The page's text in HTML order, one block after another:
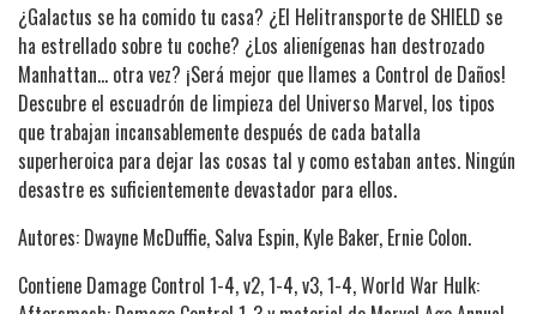
¿Galactus se ha comido tu casa? ¿El Helitransporte de SHIELD se
ha estrellado sobre tu coche? ¿Los alienígenas han destrozado
Manhattan... otra vez? ¡Será mejor que llames a Control de Daños!
Descubre el escuadrón de limpieza del Universo Marvel, los tipos
que trabajan incansablemente después de cada batalla
superheroica para dejar las cosas tal y como estaban antes. Ningún
desastre es suficientemente devastador para ellos.
Autores: Dwayne McDuffie, Salva Espin, Kyle Baker, Ernie Colon.
Contiene Damage Control 1-4, v2, 1-4, v3, 1-4, World War Hulk: